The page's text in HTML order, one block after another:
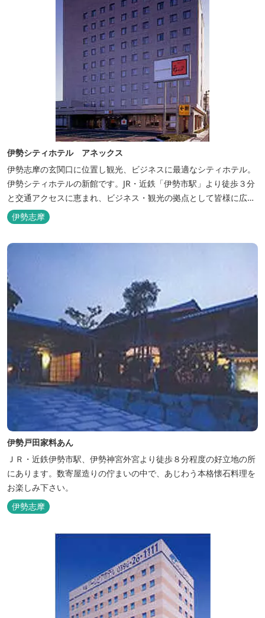
伊勢シティホテル アネックス
伊勢志摩の玄関口に位置し観光、ビジネスに最適なシティホテル。
伊勢シティホテルの新館です。JR・近鉄「伊勢市駅」より徒歩３分
と交通アクセスに恵まれ、ビジネス・観光の拠点として皆様に広く
ご利用いただいております。１階には、しゃぶしゃぶと日本料理の
「伊勢みやび」があります。
伊勢志摩
伊勢戸田家料あん
ＪＲ・近鉄伊勢市駅、伊勢神宮外宮より徒歩８分程度の好立地の所
にあります。数寄屋造りの佇まいの中で、あじわう本格懐石料理を
お楽しみ下さい。
伊勢志摩